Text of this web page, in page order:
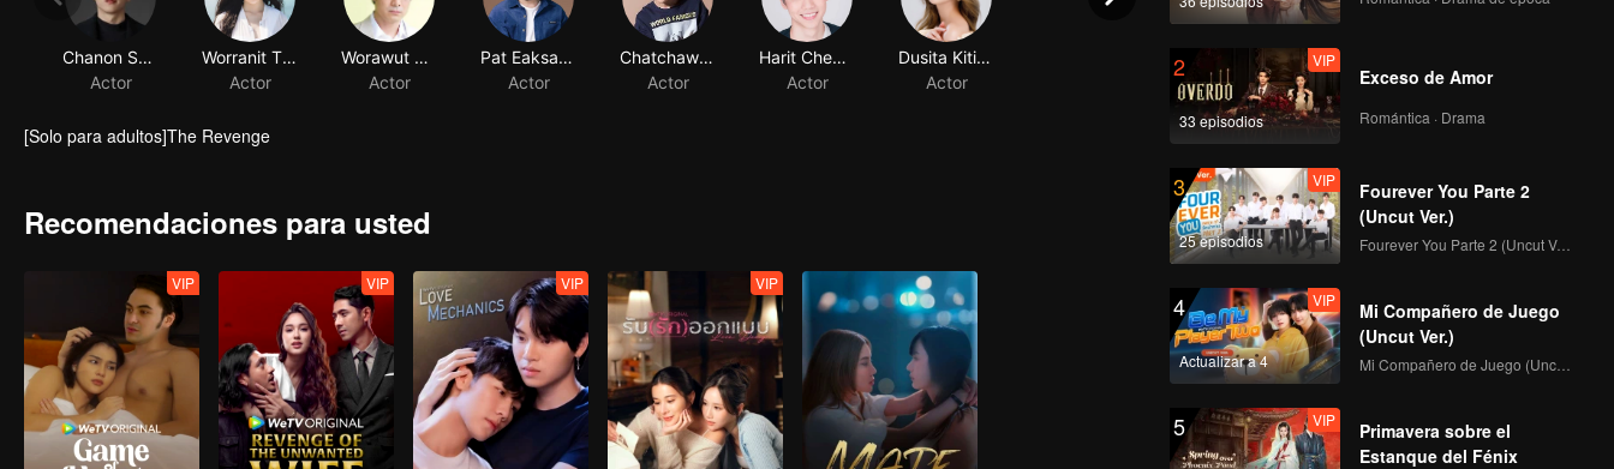
Chanon Santinatornkul
Actor
Worranit Thawornwong
Actor
Worawut Niyomsup
Actor
Pat Eaksangkul
Actor
Chatchawit Techarukpong
Actor
Harit Cheewagaroon
Actor
Dusita Kitisarakulchai
Actor
[Solo para adultos]The Revenge
Recomendaciones para usted
VIP VIP VIP VIP
2
33 episodios
VIP
Exceso de Amor
Romántica · Drama
3
25 episodios
VIP
Fourever You Parte 2
(Uncut Ver.)
Fourever You Parte 2 (Uncut Ver.)
4
Actualizar a 4
VIP
Mi Compañero de Juego
(Uncut Ver.)
Mi Compañero de Juego (Uncut Ver.)
5 VIP
Primavera sobre el
Estanque del Fénix